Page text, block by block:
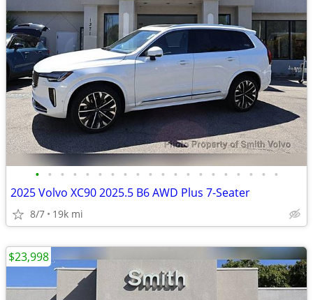
• • • • • • • • • • • • • • • • • • • •
2025 Volvo XC90 2025.5 B6 AWD Plus 7-Seater
8/7 19k mi
$23,998